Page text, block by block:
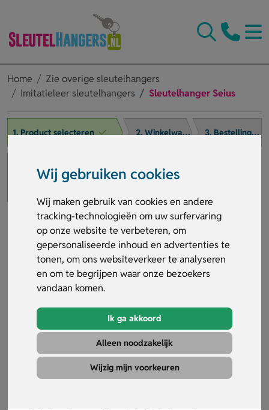
Wij gebruiken cookies
Wij maken gebruik van cookies en andere
tracking-technologieën om uw surfervaring
op onze website te verbeteren, om
gepersonaliseerde inhoud en advertenties te
tonen, om ons websiteverkeer te analyseren
en om te begrijpen waar onze bezoekers
vandaan komen.
Ik ga akkoord
Alleen noodzakelijk
Wijzig mijn voorkeuren
Home
Zie overige sleutelhangers
Imitatieleer sleutelhangers
Sleutelhanger Seius
1. Product selecteren 2. Winkelwagen 3. Bestelling afronden
Sleutelhanger Seius
13603